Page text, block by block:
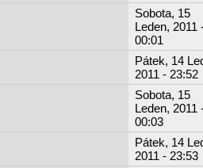
Sobota, 15
Leden, 2011
00:01
Pátek, 14
2011 - 23:52
Sobota, 15
Leden, 2011
00:03
Pátek, 14
2011 - 23:53